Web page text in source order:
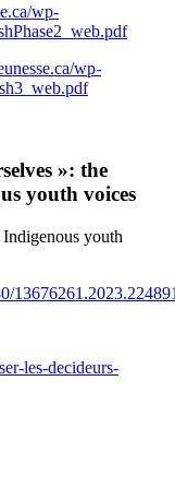
wp-
wp-
»: the
youth voices
youth
les-decideurs-